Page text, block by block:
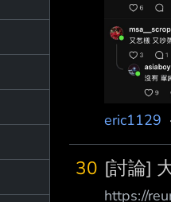
eric1129 ·
30 [討論]
https://